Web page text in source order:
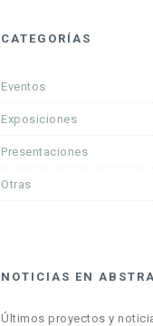
CATEGORÍAS
Eventos
Exposiciones
Presentaciones
Otras
NOTICIAS EN
Últimos proyectos y